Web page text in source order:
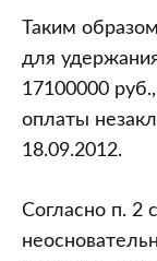
Таким
для
17100000
оплаты
18.09.2012.
Согласно п. 2